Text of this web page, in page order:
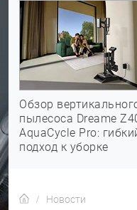
Обзор
пылесоса Dreame
AquaCycle Pro:
подход к уборке
Новости